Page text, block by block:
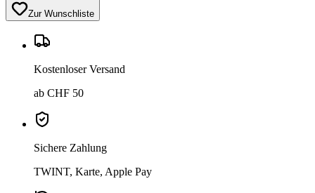
Zur Wunschliste
Kostenloser Versand
ab CHF 50
Sichere Zahlung
TWINT, Karte, Apple Pay